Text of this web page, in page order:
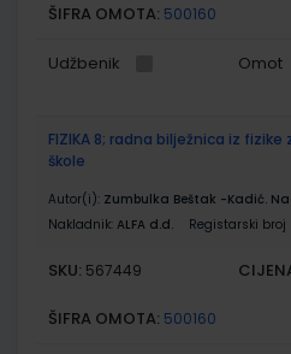
ŠIFRA OMOTA: 500160
Udžbenik Omot
FIZIKA 8; radna bilježnica iz
škole
Autor(i): Zumbulka Beštak -Kadić.
Nakladnik: ALFA d.d. Registarski
SKU: 567449
ŠIFRA OMOTA: 500160